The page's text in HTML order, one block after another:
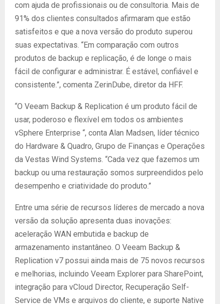
com ajuda de profissionais ou de consultoria. Mais de
91% dos clientes consultados afirmaram que estão
satisfeitos e que a nova versão do produto superou
suas expectativas. “Em comparação com outros
produtos de backup e replicação, é de longe o mais
fácil de configurar e administrar. É estável, confiável e
consistente.”, comenta ZerinDube, diretor da HFF.
“O Veeam Backup & Replication é um produto fácil de
usar, poderoso e flexível em todos os ambientes
vSphere Enterprise “, conta Alan Madsen, líder técnico
do Hardware & Quadro, Grupo de Finanças e Operações
da Vestas Wind Systems. “Cada vez que fazemos um
backup ou uma restauração somos surpreendidos pelo
desempenho e criatividade do produto.”
Entre uma série de recursos líderes de mercado a nova
versão da solução apresenta duas inovações:
aceleração WAN embutida e backup de
armazenamento instantâneo. O Veeam Backup &
Replication v7 possui ainda mais de 75 novos recursos
e melhorias, incluindo Veeam Explorer para SharePoint,
integração para vCloud Director, Recuperação Self-
Service de VMs e arquivos do cliente, e suporte Native